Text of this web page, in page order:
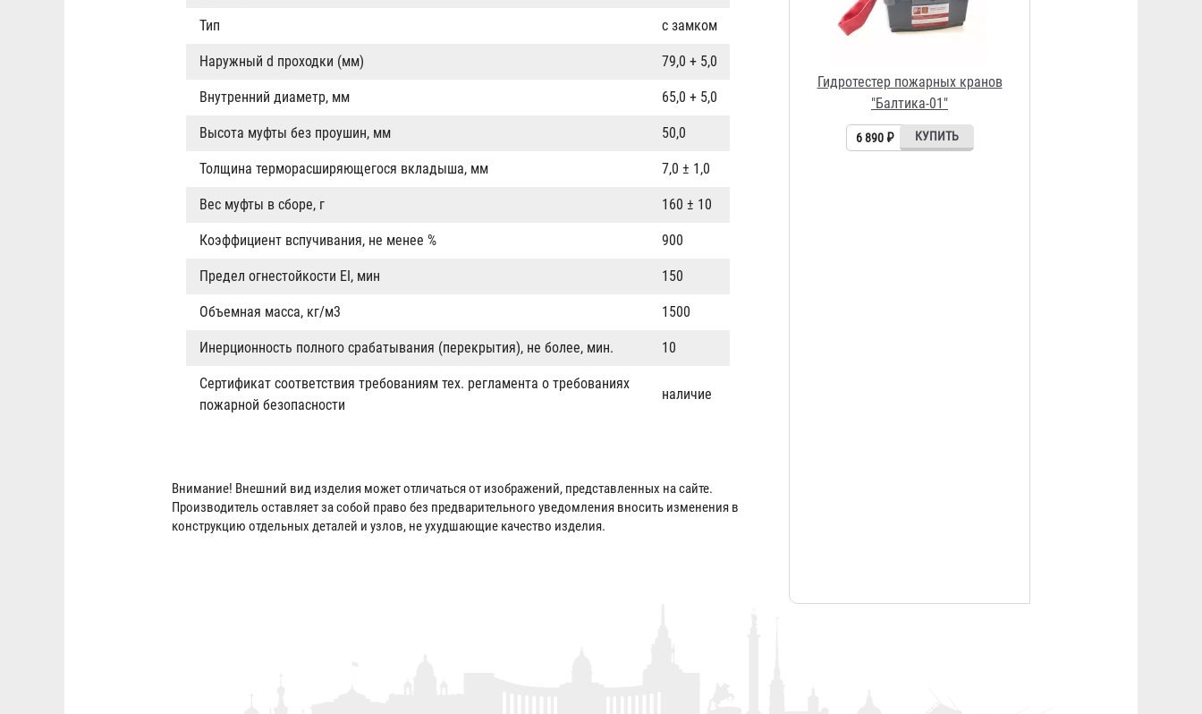
Тип с замком
Наружный d проходки (мм) 79,0 + 5,0
Внутренний диаметр, мм 65,0 + 5,0
Высота муфты без проушин, мм 50,0
Толщина терморасширяющегося вкладыша, мм 7,0 ± 1,0
Вес муфты в сборе, г 160 ± 10
Коэффициент вспучивания, не менее % 900
Предел огнестойкости EI, мин 150
Объемная масса, кг/м3 1500
Инерционность полного срабатывания (перекрытия), не более, мин. 10
Сертификат соответствия требованиям тех. регламента о требованиях
пожарной безопасности
наличие
Внимание! Внешний вид изделия может отличаться от изображений, представленных на сайте.
Производитель оставляет за собой право без предварительного уведомления вносить изменения в
конструкцию отдельных деталей и узлов, не ухудшающие качество изделия.
Гидротестер пожарных кранов
"Балтика-01"
6 890 ₽